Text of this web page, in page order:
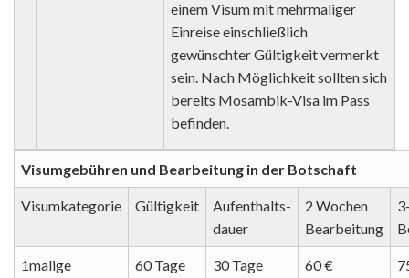
einem Visum mit mehrmaliger
Einreise einschließlich
gewünschter Gültigkeit vermerkt
sein. Nach Möglichkeit sollten sich
bereits Mosambik-Visa im Pass
befinden.
Visumgebühren und Bearbeitung in der Botschaft
Visumkategorie Gültigkeit
Aufenthalts-
dauer
2 Wochen
Bearbeitung
1malige
60 Tage 30 Tage 60 €